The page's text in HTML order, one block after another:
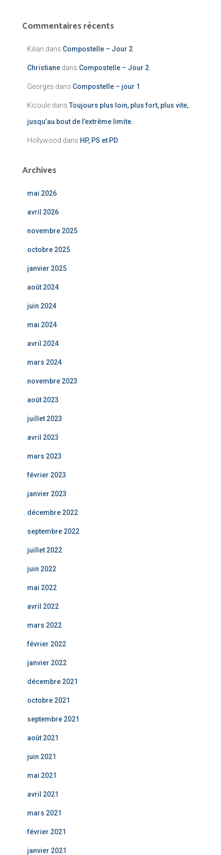
Commentaires récents
Kilian dans Compostelle – Jour 2
Christiane dans Compostelle – Jour 2
Georges dans Compostelle – jour 1
Kicoule dans Toujours plus loin, plus fort, plus vite,
jusqu’au bout de l’extrême limite.
Hollywood dans HP, PS et PD
Archives
mai 2026
avril 2026
novembre 2025
octobre 2025
janvier 2025
août 2024
juin 2024
mai 2024
avril 2024
mars 2024
novembre 2023
août 2023
juillet 2023
avril 2023
mars 2023
février 2023
janvier 2023
décembre 2022
septembre 2022
juillet 2022
juin 2022
mai 2022
avril 2022
mars 2022
février 2022
janvier 2022
décembre 2021
octobre 2021
septembre 2021
août 2021
juin 2021
mai 2021
avril 2021
mars 2021
février 2021
janvier 2021